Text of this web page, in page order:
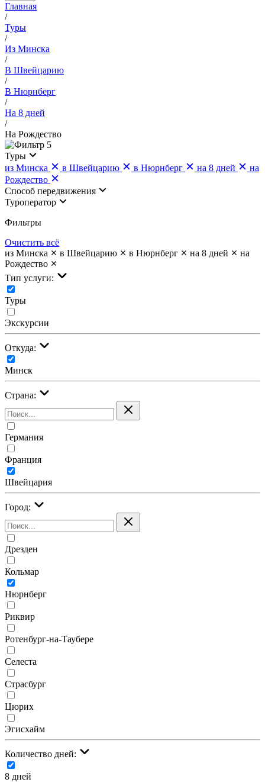
Главная
/
Туры
/
Из Минска
/
В Швейцарию
/
В Нюрнберг
/
На 8 дней
/
На Рождество
5
Туры
из Минска
в Швейцарию в Нюрнберг на 8 дней
на
Рождество
Cпособ передвижения
Туроператор
Фильтры
Очистить всё
из Минска
в Швейцарию в Нюрнберг на 8 дней
на
Рождество
Тип услуги:
Туры
Экскурсии
Откуда:
Минск
Страна:
Германия
Франция
Швейцария
Город:
Дрезден
Кольмар
Нюрнберг
Риквир
Ротенбург-на-Таубере
Селеста
Страсбург
Цюрих
Эгисхайм
Количество дней:
8 дней